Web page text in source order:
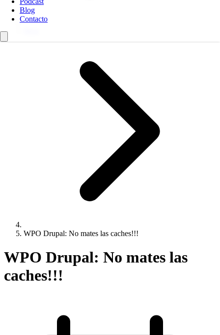
Blog
Contacto
WPO Drupal: No mates las caches!!!
WPO Drupal: No mates las
caches!!!